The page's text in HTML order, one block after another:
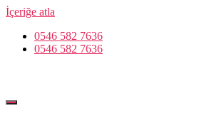
İçeriğe atla
0546 582 7636
0546 582 7636